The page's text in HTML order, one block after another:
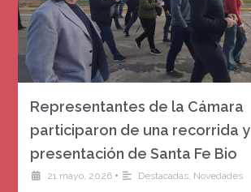
Representantes de la Cámara
participaron de una recorrida y
presentación de Santa Fe Bio
21 mayo, 2026 • Destacadas, Novedades